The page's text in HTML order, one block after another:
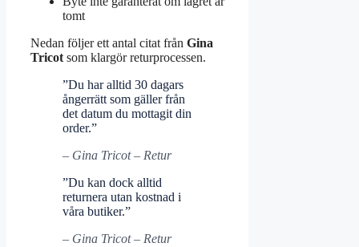
tomt
Nedan följer ett antal citat från Gina
Tricotsom klargör returprocessen.
”Du har alltid 30 dagars
ångerrätt som gäller från
det datum du mottagit din
order.”
– Gina Tricot – Retur
”Du kan dock alltid
returnera utan kostnad i
våra butiker.”
– Gina Tricot – Retur